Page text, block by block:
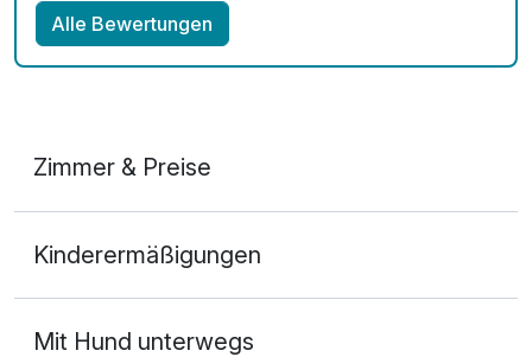
Alle Bewertungen
Zimmer & Preise
2 Erwachsene
Kinderermäßigungen
Mit Hund unterwegs